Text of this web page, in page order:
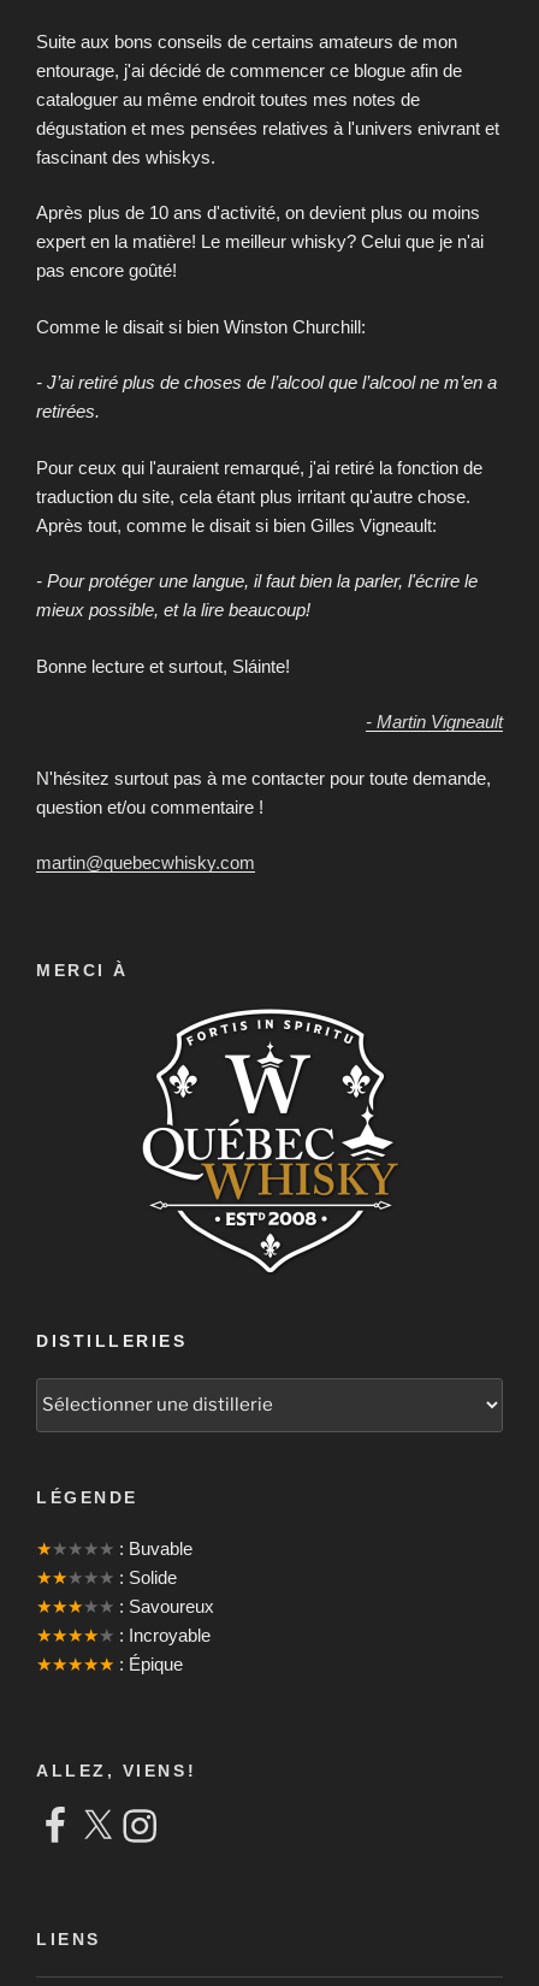
Suite aux bons conseils de certains amateurs de mon
entourage, j'ai décidé de commencer ce blogue afin de
cataloguer au même endroit toutes mes notes de
dégustation et mes pensées relatives à l'univers enivrant et
fascinant des whiskys.
Après plus de 10 ans d'activité, on devient plus ou moins
expert en la matière! Le meilleur whisky? Celui que je n'ai
pas encore goûté!
Comme le disait si bien Winston Churchill:
- J’ai retiré plus de choses de l’alcool que l’alcool ne m’en a
retirées.
Pour ceux qui l'auraient remarqué, j'ai retiré la fonction de
traduction du site, cela étant plus irritant qu'autre chose.
Après tout, comme le disait si bien Gilles Vigneault:
- Pour protéger une langue, il faut bien la parler, l'écrire le
mieux possible, et la lire beaucoup!
Bonne lecture et surtout, Sláinte!
- Martin Vigneault
N'hésitez surtout pas à me contacter pour toute demande,
question et/ou commentaire !
martin@quebecwhisky.com
MERCI À
DISTILLERIES
LÉGENDE
★★★★★ : Buvable
★★★★★ : Solide
★★★★★ : Savoureux
★★★★★ : Incroyable
★★★★★ : Épique
ALLEZ, VIENS!
Facebook
X Instagram
LIENS